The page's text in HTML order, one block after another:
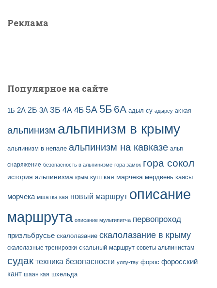
п
:Реклама
Популярное на сайте
1Б 2А 2Б 3А 3Б 4А 4Б 5А 5Б 6А адыл-су адырсу ак кая
альпинизм альпинизм в крыму
альпинизм в непале альпинизм на кавказе альп
снаряжение безопасность в альпинизме гора замок гора сокол
история альпинизма крым куш кая марчека мердвень каясы
морчека мшатка кая новый маршрут описание
маршрута описание мультипитча первопроход
приэльбрусье скалолазание скалолазание в крыму
скалолазные тренировки скальный маршрут советы альпинистам
судак техника безопасности уллу-тау форос форосский
кант шаан кая шхельда